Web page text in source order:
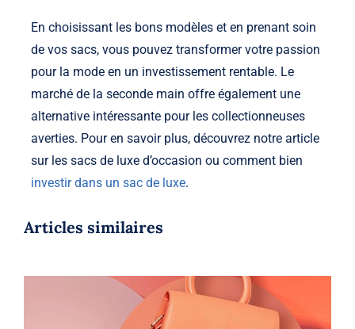
En choisissant les bons modèles et en prenant soin
de vos sacs, vous pouvez transformer votre passion
pour la mode en un investissement rentable. Le
marché de la seconde main offre également une
alternative intéressante pour les collectionneuses
averties. Pour en savoir plus, découvrez notre article
sur les sacs de luxe d’occasion ou comment bien
investir dans un sac de luxe.
Articles similaires